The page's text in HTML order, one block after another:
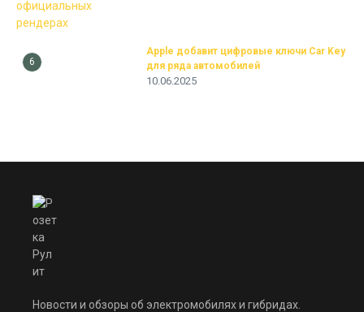
6
Apple добавит цифровые ключи Car Key
для ряда автомобилей
10.06.2025
Новости и обзоры об электромобилях и гибридах.